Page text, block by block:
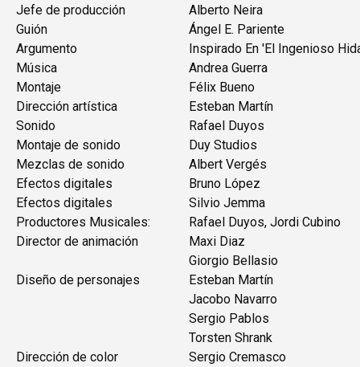
Jefe de producción
Alberto Neira
Guión
Ángel E. Pariente
Argumento
Inspirado En 'El Ingenioso
Música
Andrea Guerra
Montaje
Félix Bueno
Dirección artística
Esteban Martín
Sonido
Rafael Duyos
Montaje de sonido
Duy Studios
Mezclas de sonido
Albert Vergés
Efectos digitales
Bruno López
Efectos digitales
Silvio Jemma
Productores Musicales:
Rafael Duyos, Jordi Cubino
Director de animación
Maxi Diaz
Giorgio Bellasio
Diseño de personajes
Esteban Martín
Jacobo Navarro
Sergio Pablos
Torsten Shrank
Dirección de color
Sergio Cremasco